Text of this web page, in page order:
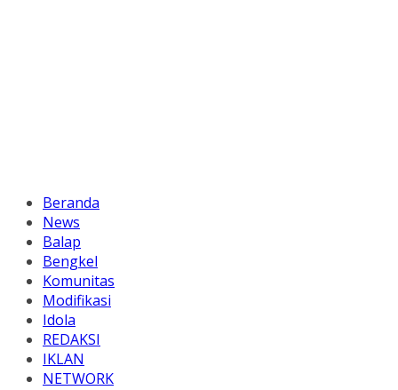
Beranda
News
Balap
Bengkel
Komunitas
Modifikasi
Idola
REDAKSI
IKLAN
NETWORK